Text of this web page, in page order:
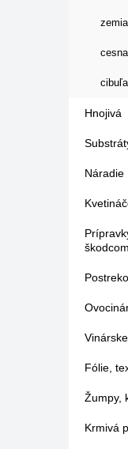
Hnojivá
Náradie
škodcom
Fólie,
Žumpy,
Krmivá